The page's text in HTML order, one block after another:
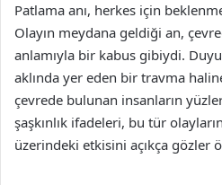
Patlama anı, herkes için
Olayın meydana geldiği an,
anlamıyla bir kabus gibiydi.
aklında yer eden bir travma
çevrede bulunan insanların
şaşkınlık ifadeleri, bu tür
üzerindeki etkisini açıkça gözler